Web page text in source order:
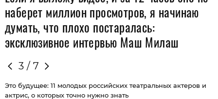
наберет миллион просмотров, я начинаю
думать, что плохо постаралась:
эксклюзивное интервью Маш Милаш
локациями Москвы, которые притягивают и
модников, и снобов
4 / 7
Это будущее: 11 молодых российских театральных актеров и
актрис, о которых точно нужно знать